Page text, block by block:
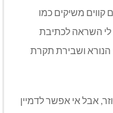
קווים משיקים כמו
לי השראה לכתיבת
הנורא ושבירת תקרת
אבל אי אפשר לדמיין